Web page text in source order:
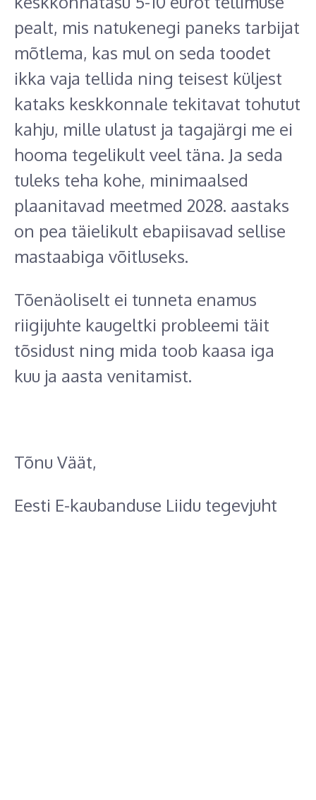
pealt, mis natukenegi paneks tarbijat
mõtlema, kas mul on seda toodet
ikka vaja tellida ning teisest küljest
kataks keskkonnale tekitavat tohutut
kahju, mille ulatust ja tagajärgi me ei
hooma tegelikult veel täna. Ja seda
tuleks teha kohe, minimaalsed
plaanitavad meetmed 2028. aastaks
on pea täielikult ebapiisavad sellise
mastaabiga võitluseks.
Tõenäoliselt ei tunneta enamus
riigijuhte kaugeltki probleemi täit
tõsidust ning mida toob kaasa iga
kuu ja aasta venitamist.
Tõnu Väät,
Eesti E-kaubanduse Liidu tegevjuht